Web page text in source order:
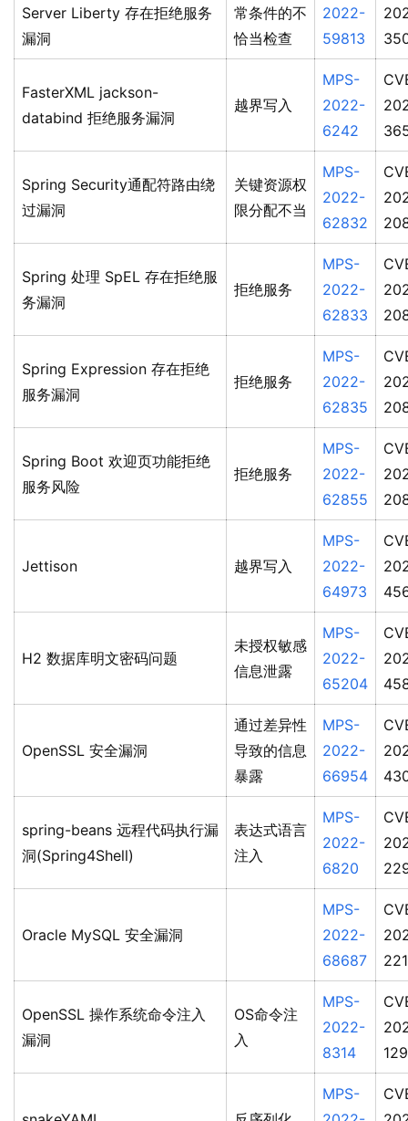
Server Liberty 存在拒绝服务
漏洞
常条件的不
恰当检查
2022-
59813
FasterXML jackson-
databind 拒绝服务漏洞
越界写入
MPS-
2022-
6242
Spring Security通配符路由绕
过漏洞
关键资源权
限分配不当
MPS-
2022-
62832
Spring 处理 SpEL 存在拒绝服
务漏洞
拒绝服务
MPS-
2022-
62833
Spring Expression 存在拒绝
服务漏洞
拒绝服务
MPS-
2022-
62835
Spring Boot 欢迎页功能拒绝
服务风险
拒绝服务
MPS-
2022-
62855
Jettison 越界写入
MPS-
2022-
64973
H2 数据库明文密码问题
未授权敏感
信息泄露
MPS-
2022-
65204
OpenSSL 安全漏洞
通过差异性
导致的信息
暴露
MPS-
2022-
66954
spring-beans 远程代码执行漏
洞(Spring4Shell)
表达式语言
注入
MPS-
2022-
6820
Oracle MySQL 安全漏洞
MPS-
2022-
68687
OpenSSL 操作系统命令注入
漏洞
OS命令注
入
MPS-
2022-
8314
MPS-